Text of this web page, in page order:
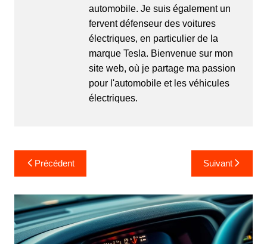
automobile. Je suis également un
fervent défenseur des voitures
électriques, en particulier de la
marque Tesla. Bienvenue sur mon
site web, où je partage ma passion
pour l'automobile et les véhicules
électriques.
Navigation
de
l’article
Précédent Suivant